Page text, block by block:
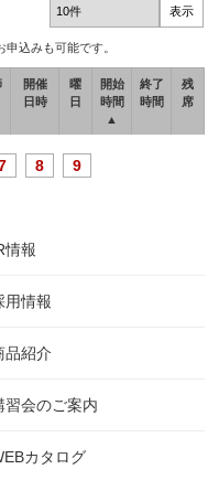
込みも可能です。
開催
日時
曜
日
開始
時間
▲
終了
時間
残
席
8 9
情報
用情報
品紹介
習会のご案内
カタログ